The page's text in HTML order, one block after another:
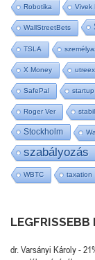
Robotika Vivek
WallStreetBets
TSLA
X Money
SafePal startup
Roger Ver stabil
Stockholm
szabályozás
WBTC taxation
dr. Varsányi Károly-